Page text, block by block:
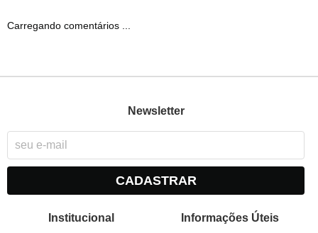
Carregando comentários ...
Newsletter
CADASTRAR
Institucional Informações Úteis